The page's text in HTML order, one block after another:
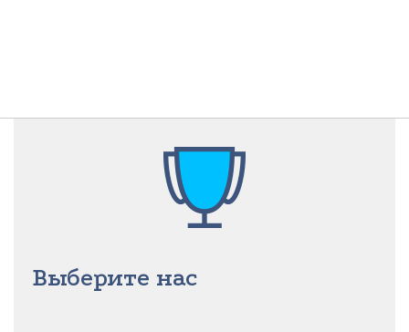
Выберите нас